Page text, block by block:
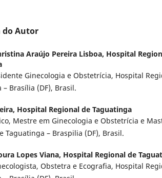
do Autor
Araújo Pereira Lisboa, Hospital
Ginecologia e Obstetrícia, Hospital
– Brasília (DF), Brasil.
Hospital Regional de Taguatinga
Mestre em Ginecologia e Obstetrícia e
Taguatinga – Braspilia (DF), Brasil.
Lopes Viana, Hospital Regional de
Obstetra e Ecografia, Hospital